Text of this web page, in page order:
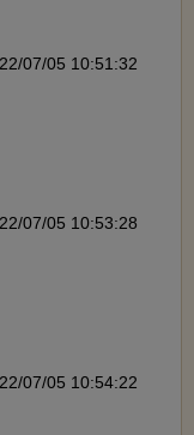
07/05 10:51:32
07/05 10:53:28
07/05 10:54:22